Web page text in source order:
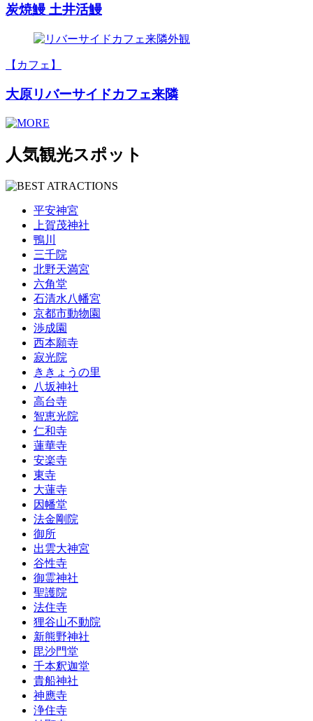
炭焼鰻 土井活鰻
【カフェ】
大原リバーサイドカフェ来隣
人気観光スポット
平安神宮
上賀茂神社
鴨川
三千院
北野天満宮
六角堂
石清水八幡宮
京都市動物園
渉成園
西本願寺
寂光院
ききょうの里
八坂神社
高台寺
智恵光院
仁和寺
蓮華寺
安楽寺
東寺
大蓮寺
因幡堂
法金剛院
御所
出雲大神宮
谷性寺
御霊神社
聖護院
法住寺
狸谷山不動院
新熊野神社
毘沙門堂
千本釈迦堂
貴船神社
神應寺
浄住寺